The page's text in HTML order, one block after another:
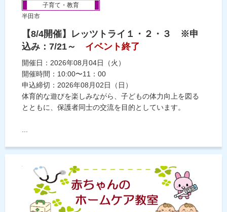
子育て・教育
半田市
【8/4開催】レッツトライ１・２・３ ※申
込み：7/21～
イベント終了
開催日：2026年08月04日（火）
開催時間：10:00〜11：00
申込締切：2026年08月02日（日）
体育的な遊びを楽しみながら、子どもの体力向上を図る
とともに、保護者同士の交流を目的としています。
...